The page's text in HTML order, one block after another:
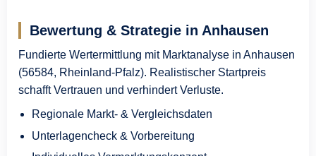
Bewertung & Strategie in Anhausen
Fundierte Wertermittlung mit Marktanalyse in Anhausen
(56584, Rheinland-Pfalz). Realistischer Startpreis
schafft Vertrauen und verhindert Verluste.
Regionale Markt- & Vergleichsdaten
Unterlagencheck & Vorbereitung